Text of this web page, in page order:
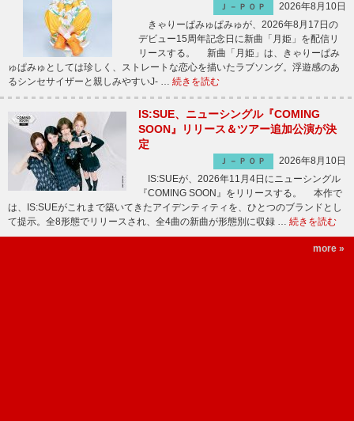
Ｊ－ＰＯＰ
2026年8月10日
きゃりーぱみゅぱみゅが、2026年8月17日の
デビュー15周年記念日に新曲「月姫」を配信リ
リースする。 新曲「月姫」は、きゃりーぱみ
ゅぱみゅとしては珍しく、ストレートな恋心を描いたラブソング。浮遊感のあ
るシンセサイザーと親しみやすいJ- … 続きを読む
IS:SUE、ニューシングル『COMING
SOON』リリース＆ツアー追加公演が決
定
Ｊ－ＰＯＰ
2026年8月10日
IS:SUEが、2026年11月4日にニューシングル
『COMING SOON』をリリースする。 本作で
は、IS:SUEがこれまで築いてきたアイデンティティを、ひとつのブランドとし
て提示。全8形態でリリースされ、全4曲の新曲が形態別に収録 … 続きを読む
more »